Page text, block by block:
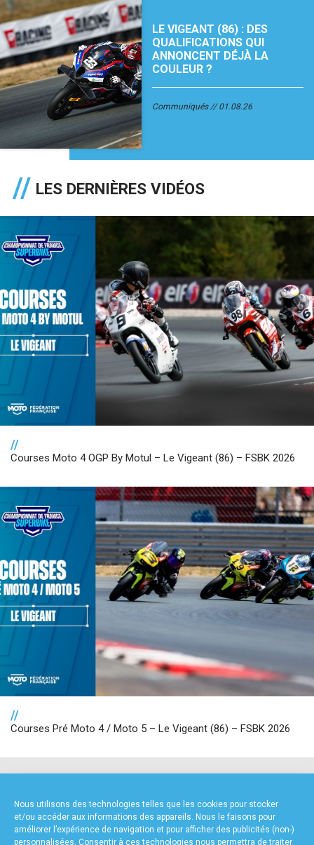
Nous utilisons des technologies telles que les cookies pour stocker
et/ou accéder aux informations des appareils. Nous le faisons pour
améliorer l’expérience de navigation et pour afficher des publicités (non-)
personnalisées. Consentir à ces technologies nous permettra de traiter
LE VIGEANT (86) : DES
QUALIFICATIONS QUI
ANNONCENT DÉJÀ LA
COULEUR ?
Communiqués 01.08.26
LES DERNIÈRES VIDÉOS
//
Courses Moto 4 OGP By Motul – Le Vigeant (86) – FSBK 2026
//
Courses Pré Moto 4 / Moto 5 – Le Vigeant (86) – FSBK 2026